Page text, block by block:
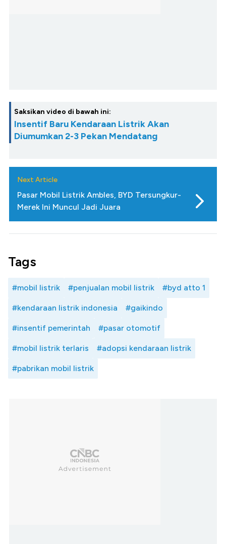
Saksikan video di bawah ini:
Insentif Baru Kendaraan Listrik Akan
Diumumkan 2-3 Pekan Mendatang
Next Article
Pasar Mobil Listrik Ambles, BYD Tersungkur-
Merek Ini Muncul Jadi Juara
Tags
#mobil listrik #penjualan mobil listrik #byd atto 1
#kendaraan listrik indonesia #gaikindo
#insentif pemerintah #pasar otomotif
#mobil listrik terlaris #adopsi kendaraan listrik
#pabrikan mobil listrik